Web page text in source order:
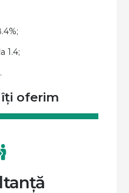
1.4;
îți oferim